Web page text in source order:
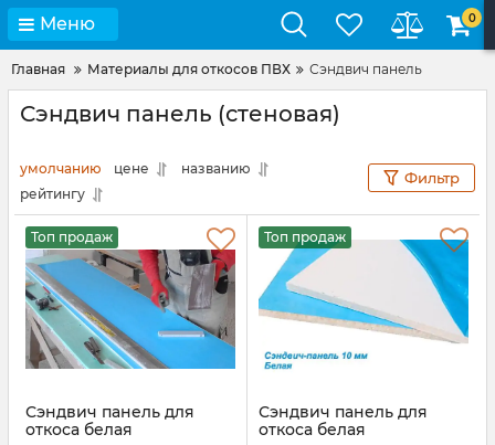
Меню 0
Главная Материалы для откосов ПВХ Сэндвич панель
Сэндвич панель (стеновая)
умолчанию цене
названию
рейтингу
Фильтр
Топ продаж
Сэндвич панель для
откоса белая
Топ продаж
Сэндвич панель для
откоса белая